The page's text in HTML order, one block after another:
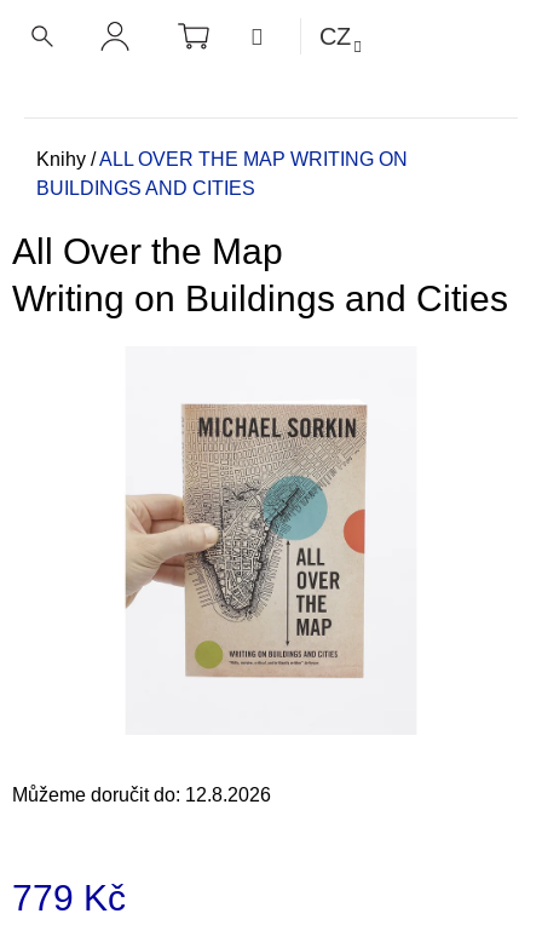
NÁKUPNÍ
KOŠÍK MENUCZ
Domů
Knihy /ALL OVER THE MAP WRITING ON
BUILDINGS AND CITIES
All Over the Map
Writing on Buildings and Cities
Můžeme doručit do: 12.8.2026
779 Kč
ZPĚT
ZPĚT
o
p
t
ř
e